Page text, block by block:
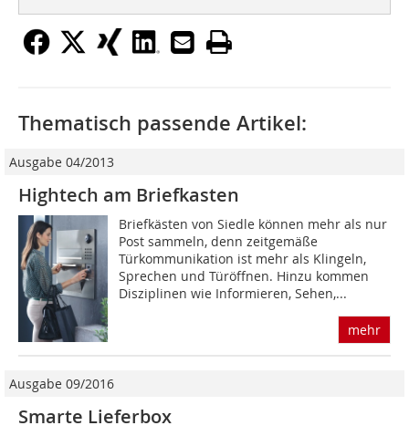
Thematisch passende Artikel:
Ausgabe 04/2013
Hightech am Briefkasten
Briefkästen von Siedle können mehr als nur
Post sammeln, denn zeitgemäße
Türkommunikation ist mehr als Klingeln,
Sprechen und Türöffnen. Hinzu kommen
Disziplinen wie Informieren, Sehen,...
mehr
Ausgabe 09/2016
Smarte Lieferbox